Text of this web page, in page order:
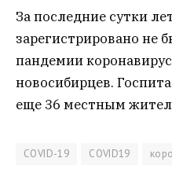
За последние сутки
зарегистрировано не
пандемии
новосибирцев.
еще 36 местным
COVID-19 COVID19